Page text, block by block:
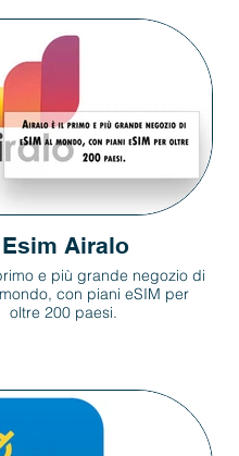
Esim Airalo
e più grande negozio di
con piani eSIM per
oltre 200 paesi.